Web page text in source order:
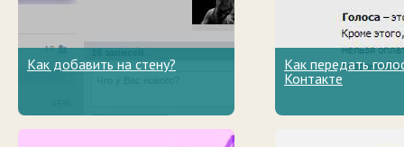
Как добавить на стену?
Как передать
Контакте